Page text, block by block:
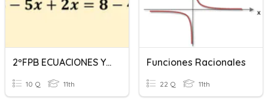
2ºFPB ECUACIONES Y SISTEMAS
10 Q 11th
Funciones Racionales
22 Q 11th